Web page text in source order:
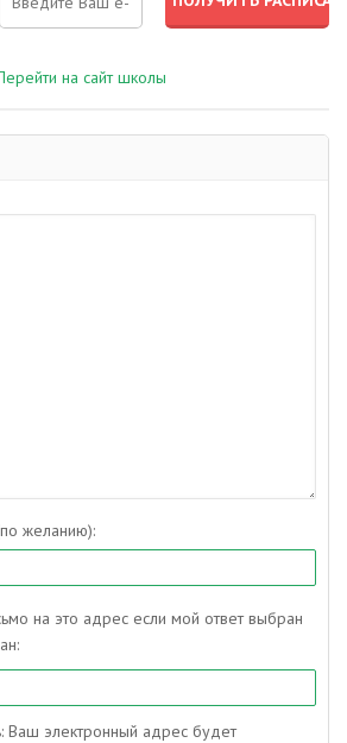
на сайт школы
желанию):
на это адрес если мой ответ выбран
Ваш электронный адрес будет